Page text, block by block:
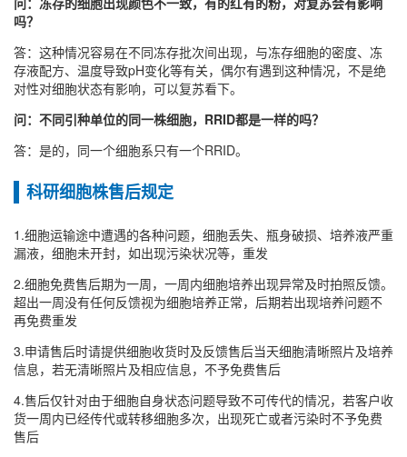
吗？
答：这种情况容易在不同冻存批次间出现，与冻存细胞的密度、冻
存液配方、温度导致pH变化等有关，偶尔有遇到这种情况，不是绝
对性对细胞状态有影响，可以复苏看下。
问：不同引种单位的同一株细胞，RRID都是一样的吗？
答：是的，同一个细胞系只有一个RRID。
科研细胞株售后规定
1.细胞运输途中遭遇的各种问题，细胞丢失、瓶身破损、培养液严重
漏液，细胞未开封，如出现污染状况等，重发
2.细胞免费售后期为一周，一周内细胞培养出现异常及时拍照反馈。
超出一周没有任何反馈视为细胞培养正常，后期若出现培养问题不
再免费重发
3.申请售后时请提供细胞收货时及反馈售后当天细胞清晰照片及培养
信息，若无清晰照片及相应信息，不予免费售后
4.售后仅针对由于细胞自身状态问题导致不可传代的情况，若客户收
货一周内已经传代或转移细胞多次，出现死亡或者污染时不予免费
售后